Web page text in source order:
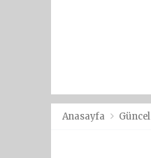
Anasayfa Güncel